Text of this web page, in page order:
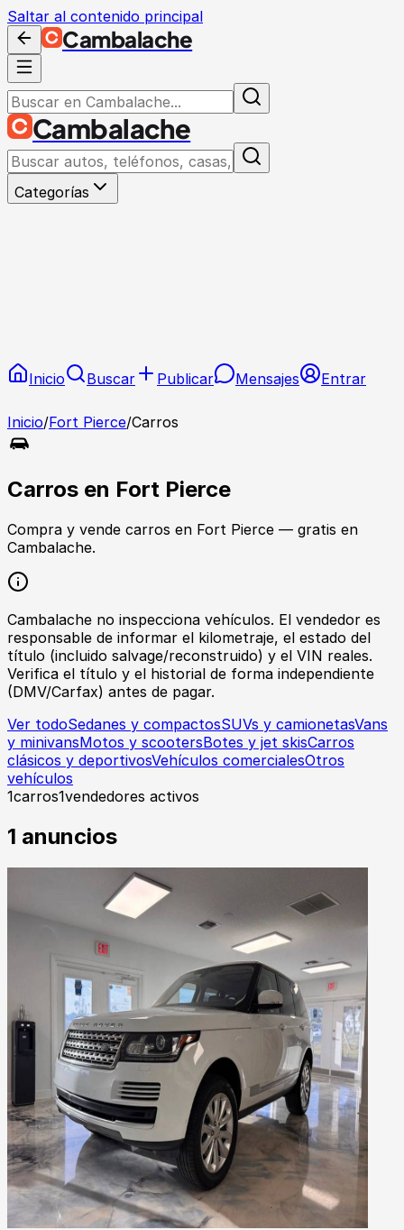
Saltar al contenido principal
Cambalache
Cambalache
Categorías
Inicio Buscar Publicar Mensajes Entrar
Inicio/Fort Pierce/Carros
Carros en Fort Pierce
Compra y vende carros en Fort Pierce — gratis en
Cambalache.
Cambalache no inspecciona vehículos. El vendedor es
responsable de informar el kilometraje, el estado del
título (incluido salvage/reconstruido) y el VIN reales.
Verifica el título y el historial de forma independiente
(DMV/Carfax) antes de pagar.
Ver todoSedanes y compactosSUVs y camionetasVans
y minivansMotos y scootersBotes y jet skisCarros
clásicos y deportivosVehículos comercialesOtros
vehículos
1carros1vendedores activos
1 anuncios